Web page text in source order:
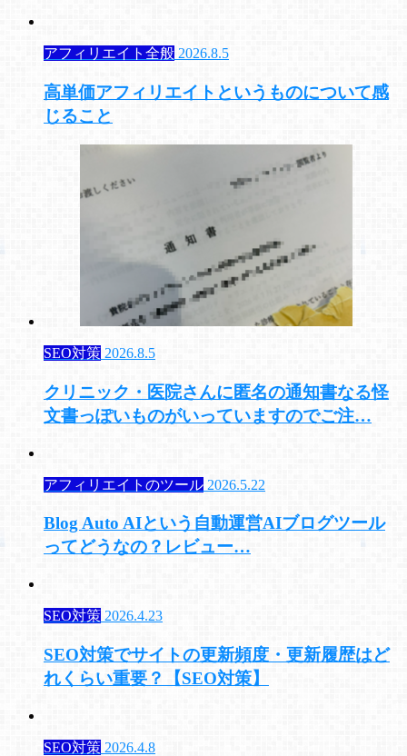
アフィリエイト全般 2026.8.5
高単価アフィリエイトというものについて感
じること
SEO対策 2026.8.5
クリニック・医院さんに匿名の通知書なる怪
文書っぽいものがいっていますのでご注…
アフィリエイトのツール 2026.5.22
Blog Auto AIという自動運営AIブログツール
ってどうなの？レビュー…
SEO対策 2026.4.23
SEO対策でサイトの更新頻度・更新履歴はど
れくらい重要？【SEO対策】
SEO対策 2026.4.8